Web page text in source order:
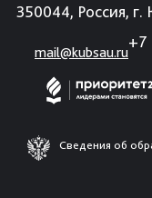
350044, Россия, г.
mail@kubsau.ru
+7
Сведения об